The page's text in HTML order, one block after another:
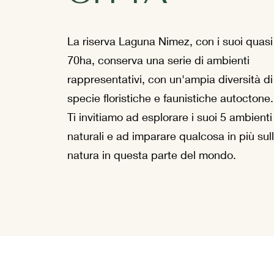
La riserva Laguna Nimez, con i suoi quasi
70ha, conserva una serie di ambienti
rappresentativi, con un'ampia diversità di
specie floristiche e faunistiche autoctone.
Ti invitiamo ad esplorare i suoi 5 ambienti
naturali e ad imparare qualcosa in più
natura in questa parte del mondo.